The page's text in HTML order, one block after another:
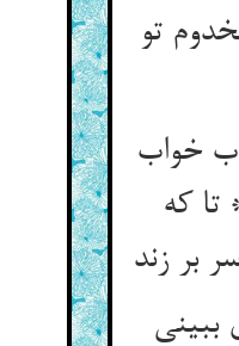
تو
خواب
تا که
بر زند
ببینی